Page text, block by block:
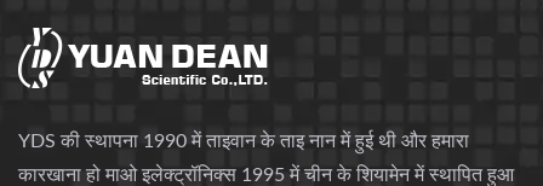
YDS की स्थापना 1990 में ताइवान के ताइ नान में हुई थी और हमारा
कारखाना हो माओ इलेक्ट्रॉनिक्स 1995 में चीन के शियामेन में स्थापित हुआ